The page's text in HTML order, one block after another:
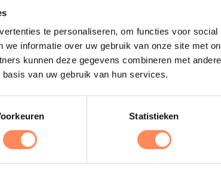
te personaliseren, om functies voor social
we informatie over uw gebruik van onze site met
kunnen deze gegevens combineren met
van uw gebruik van hun services.
Statistieken
Uitgelicht